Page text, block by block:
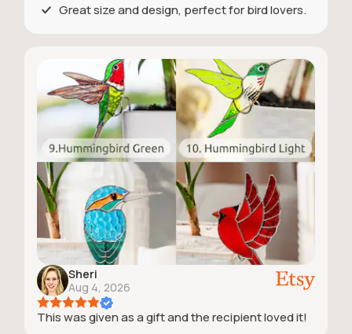
Great size and design, perfect for bird lovers.
Sheri
Aug 4, 2026
This was given as a gift and the recipient loved it!